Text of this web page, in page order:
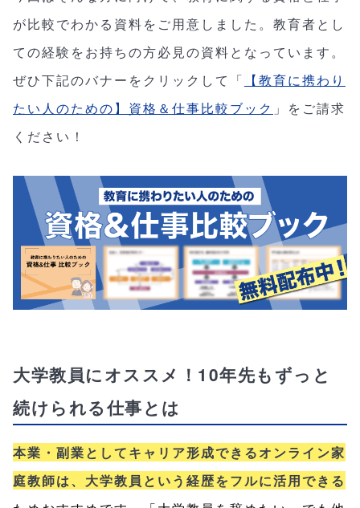
が比較でわかる資料をご用意しました。教育者とし
ての経験をお持ちの方必見の資料となっています。
ぜひ下記のバナーをクリックして「 【教育に携わり
たい人のための】資格＆仕事比較ブック 」をご請求
ください！
大学教員にオススメ！10年先もずっと
続けられる仕事とは
本業・副業としてキャリア形成できるオンライン家
庭教師は、大学教員という経歴をフルに活用できる